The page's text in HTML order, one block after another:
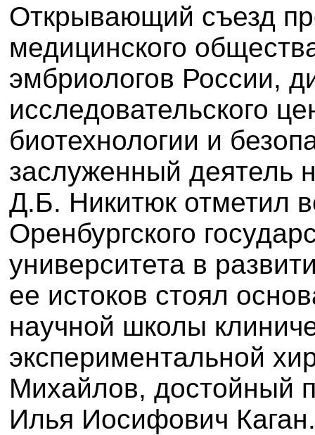
Открывающий съезд
медицинского
эмбриологов России,
исследовательского
биотехнологии и
заслуженный деятель
Д.Б. Никитюк отметил
Оренбургского
университета в
ее истоков стоял
научной школы
экспериментальной
Михайлов, достойный
Илья Иосифович Каган.